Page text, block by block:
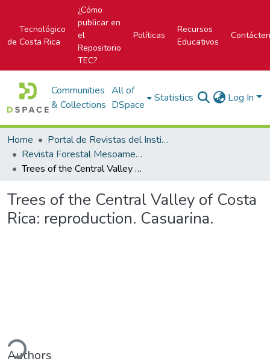
Tecnológico
de Costa Rica
¿Cómo
publicar en
el
Repositorio
TEC?
Políticas
Recursos
Educativos
Communities
& Collections
All of
DSpace
Statistics Log In
Home
Portal de Revistas del Instituto Tecnológico de Costa Rica
Revista Forestal Mesoamericana Kurú
Trees of the Central Valley of Costa Rica: reproduction. Casuarina.
Trees of the Central Valley of Costa
Rica: reproduction. Casuarina.
Authors